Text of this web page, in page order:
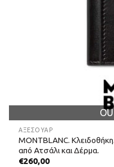
ΑΞΕΣΟΥΑΡ
MONTBLANC.
από Ατσάλι και Δέρμα.
€260,00